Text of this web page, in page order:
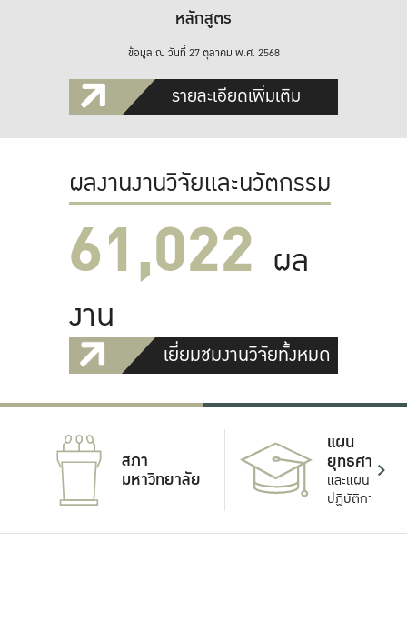
หลักสูตร
ข้อมูล ณ วันที่ 27 ตุลาคม พ.ศ. 2568
รายละเอียดเพิ่มเติม
ผลงานงานวิจัยและนวัตกรรม
61,022 ผล
งาน
เยี่ยมชมงานวิจัยทั้งหมด
สภา
มหาวิทยาลัย
แผน
ยุทธศาสตร์
และแผน
ปฏิบัติการ